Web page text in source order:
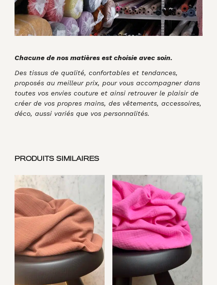
Chacune de nos matières est choisie avec soin.
Des tissus de qualité, confortables et tendances,
proposés au meilleur prix, pour vous accompagner dans
toutes vos envies couture et ainsi retrouver le plaisir de
créer de vos propres mains, des vêtements, accessoires,
déco, aussi variés que vos personnalités.
PRODUITS SIMILAIRES